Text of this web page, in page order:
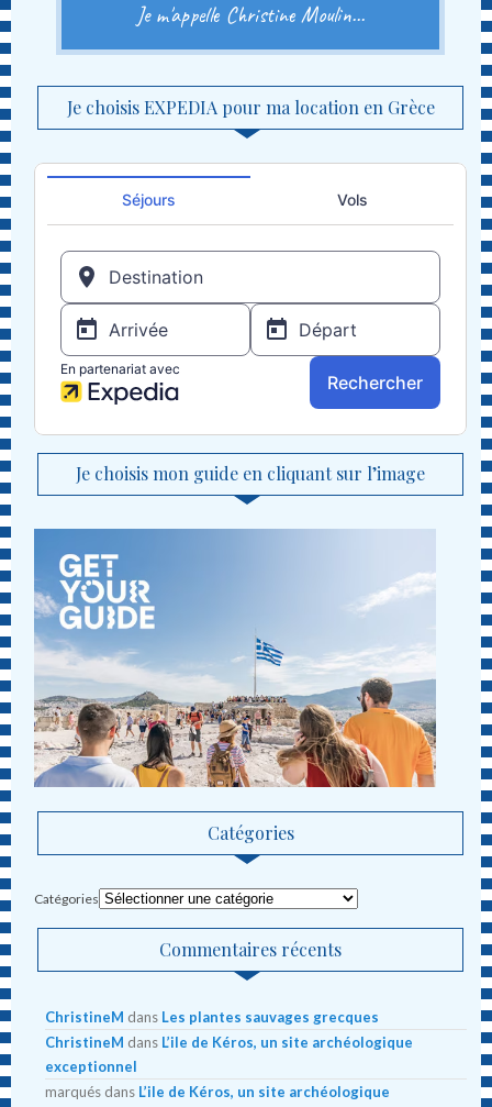
Je m'appelle Christine Moulin...
Je choisis EXPEDIA pour ma location en Grèce
Je choisis mon guide en cliquant sur l’image
Catégories
Catégories
Commentaires récents
ChristineM dans Les plantes sauvages grecques
ChristineM dans L’ile de Kéros, un site archéologique
exceptionnel
marqués dans L’ile de Kéros, un site archéologique